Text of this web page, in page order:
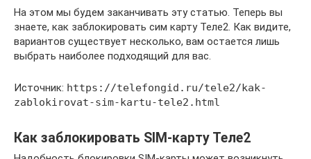
На этом мы будем заканчивать эту статью. Теперь вы
знаете, как заблокировать сим карту Теле2. Как видите,
вариантов существует несколько, вам остается лишь
выбрать наиболее подходящий для вас.
Источник: https://telefongid.ru/tele2/kak-
zablokirovat-sim-kartu-tele2.html
Как заблокировать SIM-карту Теле2